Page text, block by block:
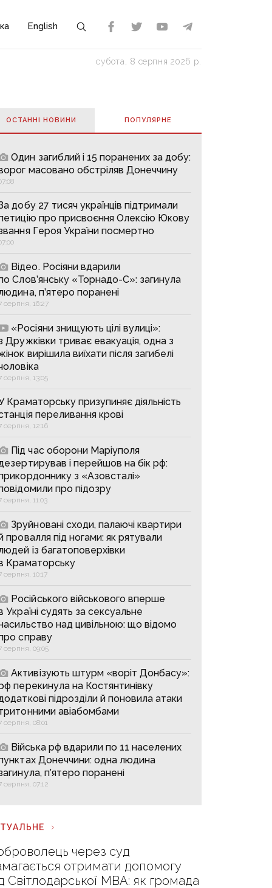
English
субота, 8 серпня 2026 р.
ОСТАННІ НОВИНИ ПОПУЛЯРНE
Один загиблий і 15 поранених за добу:
масовано обстріляв Донеччину
добу 27 тисяч українців підтримали
про присвоєння Олексію Юкову
Героя України посмертно
Відео. Росіяни вдарили
Слов’янську «Торнадо-С»: загинула
п’ятеро поранені
серпня, 16:27
«Росіяни знищують цілі вулиці»:
Дружківки триває евакуація, одна з
вирішила виїхати після загибелі
серпня, 13:05
Краматорську призупиняє діяльність
переливання крові
серпня, 12:16
Під час оборони Маріуполя
і перейшов на бік рф:
з «Азовсталі»
про підозру
серпня, 11:03
Зруйновані сходи, палаючі квартири
провалля під ногами: як рятували
із багатоповерхівки
Краматорську
серпня, 10:17
Російського військового вперше
Україні судять за сексуальне
над цивільною: що відомо
справу
серпня, 09:05
Активізують штурм «воріт Донбасу»:
перекинула на Костянтинівку
підрозділи й поновила атаки
авіабомбами
серпня, 08:01
Війська рф вдарили по 11 населених
Донеччини: одна людина
п’ятеро поранені
серпня, 07:12
через суд
отримати допомогу
Світлодарської МВА: як громада